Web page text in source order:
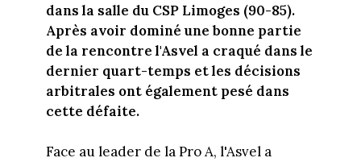
dans la salle du CSP Limoges (90-85).
Après avoir dominé une bonne partie
de la rencontre l'Asvel a craqué dans le
dernier quart-temps et les décisions
arbitrales ont également pesé dans
cette défaite.
Face au leader de la Pro A, l'Asvel a